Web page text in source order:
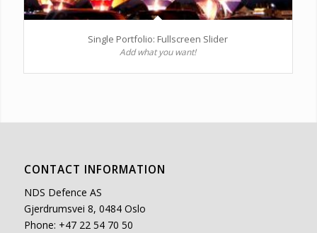
Single Portfolio: Fullscreen Slider
Add what you want!
CONTACT INFORMATION
NDS Defence AS
Gjerdrumsvei 8, 0484 Oslo
Phone: +47 22 54 70 50